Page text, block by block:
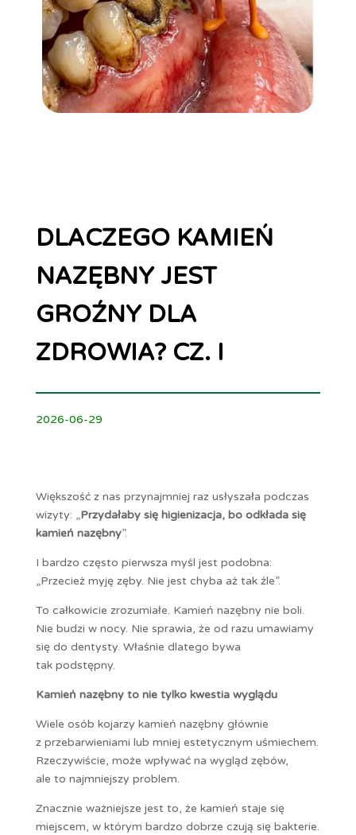
DLACZEGO KAMIEŃ
NAZĘBNY JEST
GROŹNY DLA
ZDROWIA? CZ. I
2026-06-29
Większość z nas przynajmniej raz usłyszała podczas
wizyty: „Przydałaby się higienizacja, bo odkłada się
kamień nazębny”.
I bardzo często pierwsza myśl jest podobna:
„Przecież myję zęby. Nie jest chyba aż tak źle”.
To całkowicie zrozumiałe. Kamień nazębny nie boli.
Nie budzi w nocy. Nie sprawia, że od razu umawiamy
się do dentysty. Właśnie dlatego bywa
tak podstępny.
Kamień nazębny to nie tylko kwestia wyglądu
Wiele osób kojarzy kamień nazębny głównie
z przebarwieniami lub mniej estetycznym uśmiechem.
Rzeczywiście, może wpływać na wygląd zębów,
ale to najmniejszy problem.
Znacznie ważniejsze jest to, że kamień staje się
miejscem, w którym bardzo dobrze czują się bakterie.